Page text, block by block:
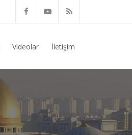
Videolar İletişim